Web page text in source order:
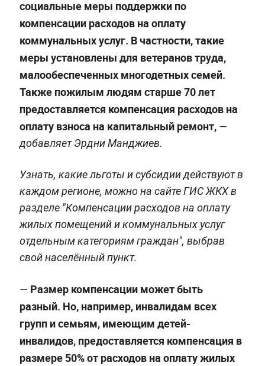
социальные меры поддержки по
компенсации расходов на оплату
коммунальных услуг. В частности, такие
меры установлены для ветеранов труда,
малообеспеченных многодетных семей.
Также пожилым людям старше 70 лет
предоставляется компенсация расходов на
оплату взноса на капитальный ремонт, —
добавляет Эрдни Манджиев.
Узнать, какие льготы и субсидии действуют в
каждом регионе, можно на сайте ГИС ЖКХ в
разделе "Компенсации расходов на оплату
жилых помещений и коммунальных услуг
отдельным категориям граждан", выбрав
свой населённый пункт.
— Размер компенсации может быть
разный. Но, например, инвалидам всех
групп и семьям, имеющим детей-
инвалидов, предоставляется компенсация в
размере 50% от расходов на оплату жилых